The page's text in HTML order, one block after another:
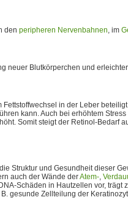
den peripheren Nervenbahnen , im
neuer Blutkörperchen und
Fettstoffwechsel in der Leber
kann. Auch bei erhöhtem
Somit steigt der Retinol-Bedarf
Struktur und Gesundheit dieser
auch der Wände derAtem-,
Schäden in Hautzellen vor, trägt
gesunde Zellteilung der